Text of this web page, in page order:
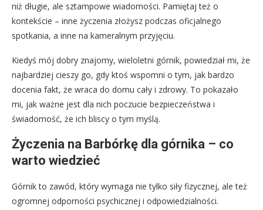
niż długie, ale sztampowe wiadomości. Pamiętaj też o
kontekście – inne życzenia złożysz podczas oficjalnego
spotkania, a inne na kameralnym przyjęciu.
Kiedyś mój dobry znajomy, wieloletni górnik, powiedział mi, że
najbardziej cieszy go, gdy ktoś wspomni o tym, jak bardzo
docenia fakt, że wraca do domu cały i zdrowy. To pokazało
mi, jak ważne jest dla nich poczucie bezpieczeństwa i
świadomość, że ich bliscy o tym myślą.
Życzenia na Barbórkę dla górnika – co
warto wiedzieć
Górnik to zawód, który wymaga nie tylko siły fizycznej, ale też
ogromnej odporności psychicznej i odpowiedzialności.